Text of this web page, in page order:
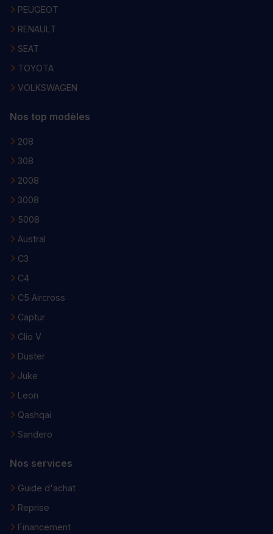
PEUGEOT
RENAULT
SEAT
TOYOTA
VOLKSWAGEN
Nos top modèles
208
308
2008
3008
5008
Austral
C3
C4
C5 Aircross
Captur
Clio V
Duster
Juke
Leon
Qashqai
Sandero
Nos services
Guide d'achat
Reprise
Financement